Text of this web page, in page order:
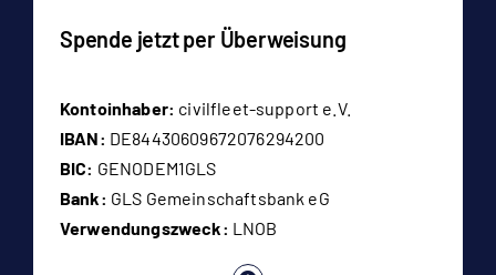
Spende jetzt per Überweisung
Kontoinhaber: civilfleet-support e.V.
IBAN: DE84430609672076294200
BIC: GENODEM1GLS
Bank: GLS Gemeinschaftsbank eG
Verwendungszweck: LNOB